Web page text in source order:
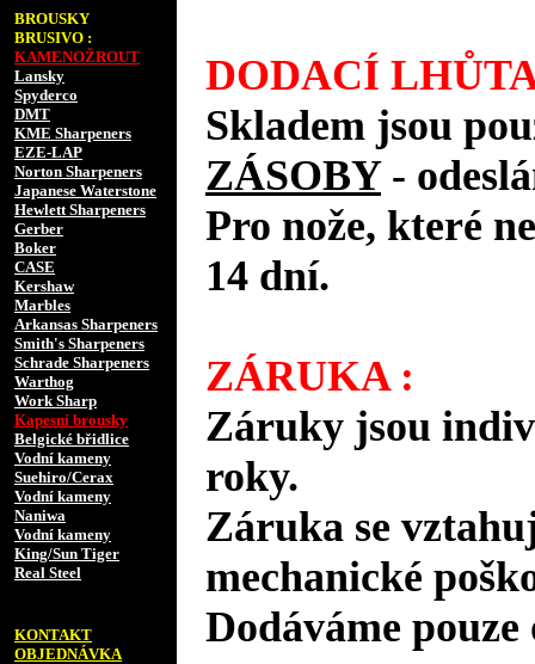
BROUSKY
BRUSIVO :
KAMENOŽROUT
Lansky
Spyderco
DMT
KME Sharpeners
EZE-LAP
Norton Sharpeners
Japanese Waterstone
Hewlett Sharpeners
Gerber
Boker
CASE
Kershaw
Marbles
Arkansas Sharpeners
Smith's Sharpeners
Schrade Sharpeners
Warthog
Work Sharp
Kapesní brousky
Belgické břidlice
Vodní kameny
Suehiro/Cerax
Vodní kameny
Naniwa
Vodní kameny
King/Sun Tiger
Real Steel
KONTAKT
OBJEDNÁVKA
DODACÍ
Skladem jsou
ZÁSOBY -
Pro nože, které
14 dní.
ZÁRUKA :
Záruky jsou
roky.
Záruka se
mechanické
Dodáváme